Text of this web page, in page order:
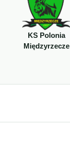
KS Polonia
Międzyrzecze